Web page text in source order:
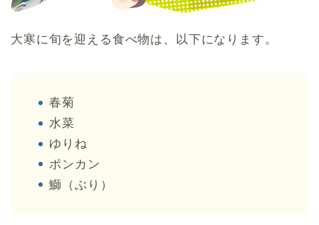
大寒に旬を迎える食べ物は、以下になります。
春菊
水菜
ゆりね
ポンカン
鰤（ぶり）